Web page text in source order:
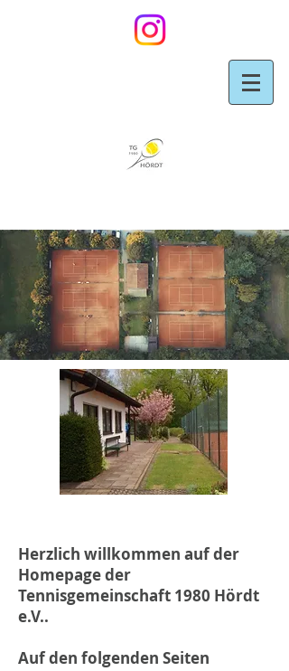
Herzlich willkommen auf der
Homepage der
Tennisgemeinschaft 1980 Hördt
e.V..
Auf den folgenden Seiten